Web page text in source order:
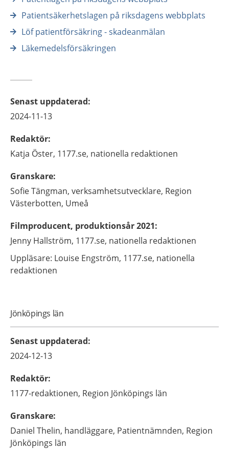
Patientsäkerhetslagen på riksdagens webbplats
Löf patientförsäkring - skadeanmälan
Läkemedelsförsäkringen
Senast uppdaterad:
2024-11-13
Redaktör:
Katja Öster, 1177.se, nationella redaktionen
Granskare:
SofieTängman, verksamhetsutvecklare, Region
Västerbotten, Umeå
Filmproducent, produktionsår 2021:
Jenny Hallström, 1177.se, nationella redaktionen
Uppläsare: Louise Engström, 1177.se, nationella
redaktionen
Jönköpings län
Senast uppdaterad:
2024-12-13
Redaktör:
1177-redaktionen, Region Jönköpings län
Granskare:
Daniel Thelin, handläggare, Patientnämnden, Region
Jönköpings län